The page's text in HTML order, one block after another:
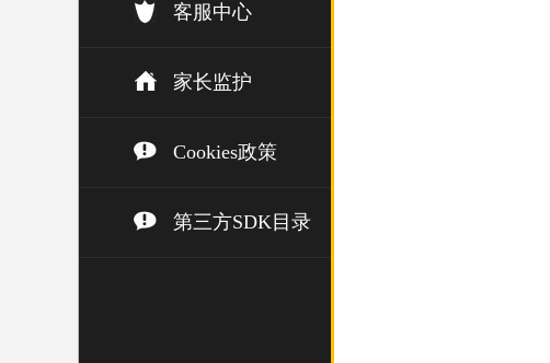
客服中心
家长监护
Cookies政策
第三方SDK目录